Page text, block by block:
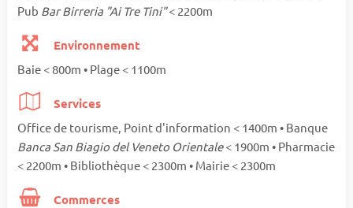
Pub Bar Birreria "Ai Tre Tini"< 2200m
Environnement
Baie < 800m • Plage < 1100m
Services
Office de tourisme, Point d'information < 1400m • Banque
Banca San Biagio del Veneto Orientale< 1900m • Pharmacie
< 2200m • Bibliothèque < 2300m • Mairie < 2300m
Commerces